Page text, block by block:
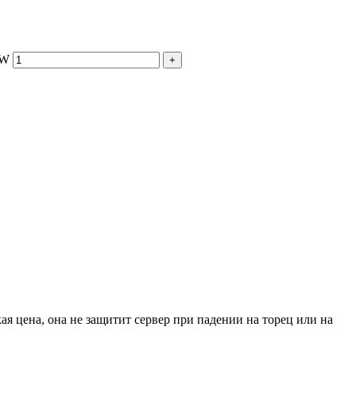
+
цена, она не защитит сервер при падении на торец или на